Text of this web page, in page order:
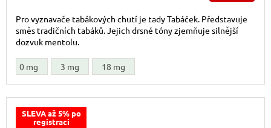
Pro vyznavače tabákových chutí je tady Tabáček. Představuje
směs tradičních tabáků. Jejich drsné tóny zjemňuje silnější
dozvuk mentolu.
0 mg 3 mg 18 mg
SLEVA až 5% po
registraci